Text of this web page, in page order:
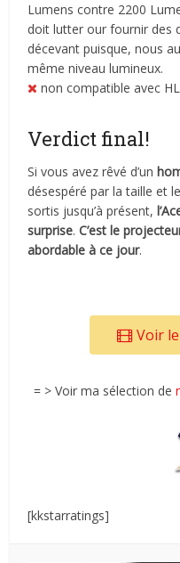
Lumens contre 2200
doit lutter our fournir des
décevant puisque, nous
même niveau lumineux.
non compatible avec
Verdict final!
Si vous avez rêvé d’un
désespéré par la taille et
sortis jusqu’à présent,
surprise.C’est le
abordable à ce jour.
Voir
= > Voir ma sélection de
[kkstarratings]